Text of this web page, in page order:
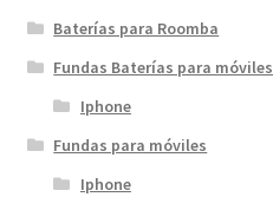
Baterías para Roomba
Fundas Baterías para móviles
Iphone
Fundas para móviles
Iphone